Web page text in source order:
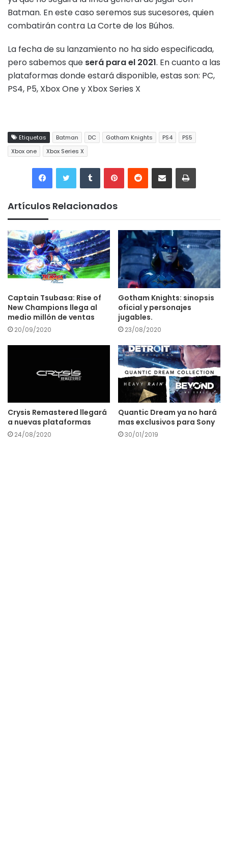
Batman. En este caso seremos sus sucesores, quien
combatirán contra La Corte de los Búhos.
La fecha de su lanzamiento no ha sido especificada,
pero sabemos que será para el 2021. En cuanto a las
plataformas donde estará disponible, estas son: PC,
PS4, P5, Xbox One y Xbox Series X
Etiquetas Batman DC Gotham Knights PS4
PS5
Xbox one
Xbox Series X
TumblrPinterestReddit Compartir por correo electrónicoImprimir
Artículos Relacionados
Captain Tsubasa: Rise of
New Champions llega al
medio millón de ventas
20/09/2020
Gotham Knights: sinopsis
oficial y personajes
jugables.
23/08/2020
Crysis Remastered llegará
a nuevas plataformas
24/08/2020
Quantic Dream ya no hará
mas exclusivos para Sony
30/01/2019